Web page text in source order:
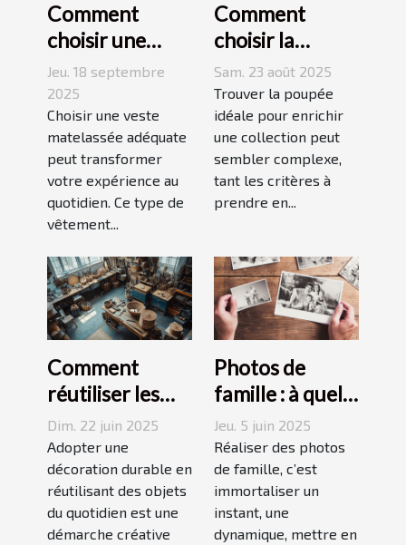
Comment
choisir une
veste
matelassée
adaptée à votre
style de vie ?
Jeu. 18 septembre
2025
Choisir une veste
matelassée adéquate
peut transformer
votre expérience au
quotidien. Ce type de
vêtement...
Comment
choisir la
poupée
parfaite pour
votre collection
unique ?
Sam. 23 août 2025
Trouver la poupée
idéale pour enrichir
une collection peut
sembler complexe,
tant les critères à
prendre en...
Comment
réutiliser les
objets du
quotidien pour
une décoration
durable
Dim. 22 juin 2025
Adopter une
décoration durable en
réutilisant des objets
du quotidien est une
démarche créative
Photos de
famille : à quel
photographe
confier cette
tâche à
Grenoble ?
Jeu. 5 juin 2025
Réaliser des photos
de famille, c’est
immortaliser un
instant, une
dynamique, mettre en